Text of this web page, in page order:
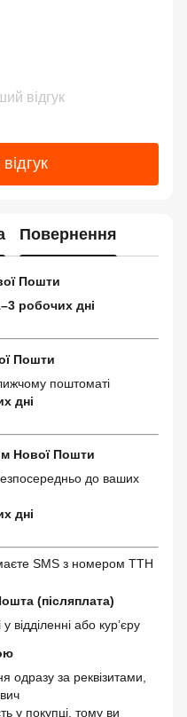
відгук
Повернення
Пошти
робочих дні
Пошти
поштоматі
дні
Нової Пошти
до ваших
дні
SMS з номером ТТН
(післяплата)
відділенні або кур’єру
одразу за реквізитами,
у покупці, тому ви